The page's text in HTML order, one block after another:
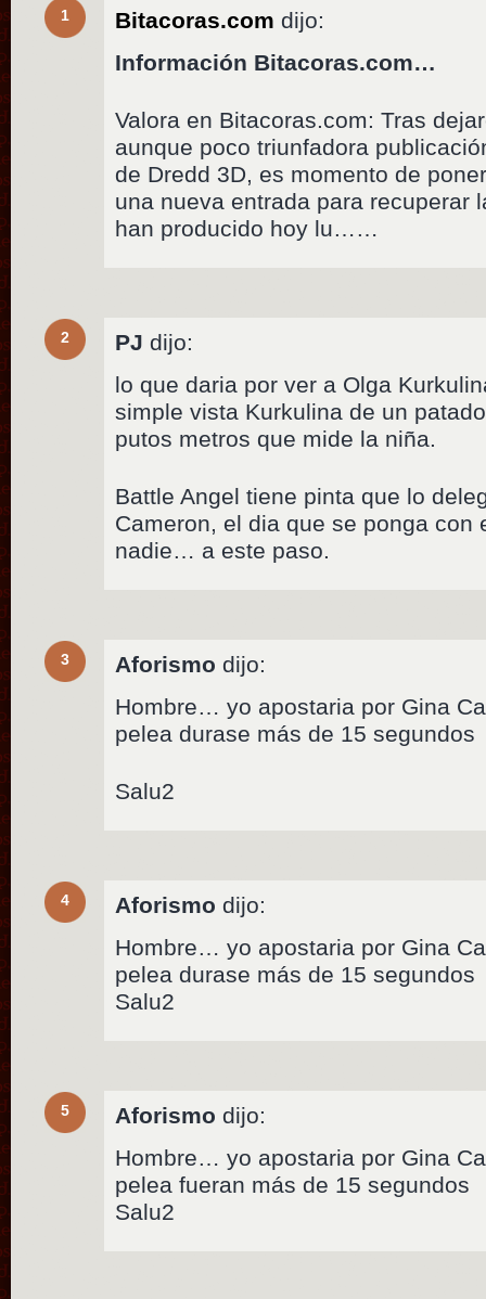
1 Bitacoras.com dijo:
Información Bitacoras.com…
Valora en Bitacoras.com: Tras
aunque poco triunfadora
de Dredd 3D, es momento de
una nueva entrada para recuperar
han producido hoy lu……
2 PJ dijo:
lo que daria por ver a Olga
simple vista Kurkulina de un
putos metros que mide la niña.
Battle Angel tiene pinta que lo
Cameron, el dia que se ponga con
nadie… a este paso.
3 Aforismo dijo:
Hombre… yo apostaria por Gina
pelea durase más de 15 segundos
Salu2
4 Aforismo dijo:
Hombre… yo apostaria por Gina
pelea durase más de 15 segundos
Salu2
5 Aforismo dijo:
Hombre… yo apostaria por Gina
pelea fueran más de 15 segundos
Salu2